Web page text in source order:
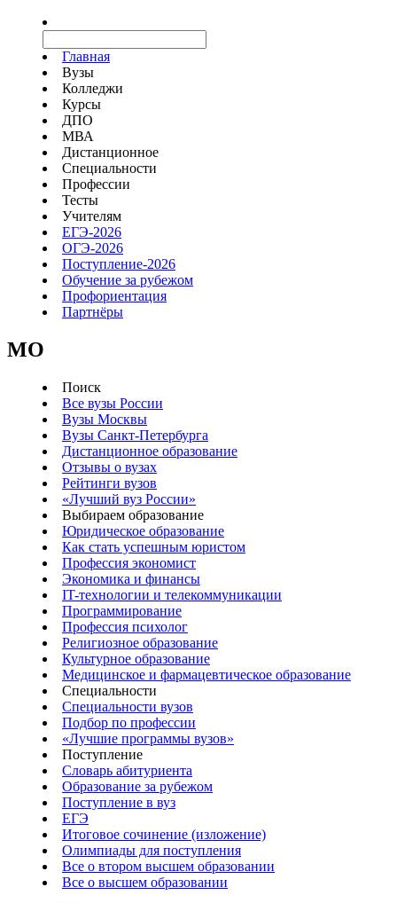
Главная
Вузы
Колледжи
Курсы
ДПО
МВА
Дистанционное
Специальности
Профессии
Тесты
Учителям
ЕГЭ-2026
ОГЭ-2026
Поступление-2026
Обучение за рубежом
Профориентация
Партнёры
MO
Поиск
Все вузы России
Вузы Москвы
Вузы Санкт-Петербурга
Дистанционное образование
Отзывы о вузах
Рейтинги вузов
«Лучший вуз России»
Выбираем образование
Юридическое образование
Как стать успешным юристом
Профессия экономист
Экономика и финансы
IT-технологии и телекоммуникации
Программирование
Профессия психолог
Религиозное образование
Культурное образование
Медицинское и фармацевтическое образование
Специальности
Специальности вузов
Подбор по профессии
«Лучшие программы вузов»
Поступление
Словарь абитуриента
Образование за рубежом
Поступление в вуз
ЕГЭ
Итоговое сочинение (изложение)
Олимпиады для поступления
Все о втором высшем образовании
Все о высшем образовании